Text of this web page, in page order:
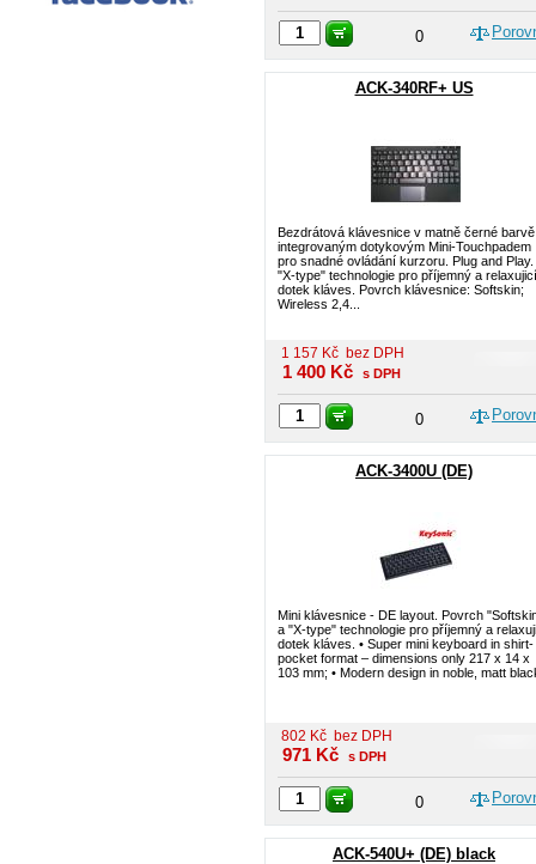
0
ACK-340RF+ US
Bezdrátová klávesnice v matně černé
integrovaným dotykovým Mini-Touchpadem
pro snadné ovládání kurzoru. Plug and Play.
"X-type" technologie pro příjemný a relaxujicí
dotek kláves. Povrch klávesnice: Softskin;
Wireless 2,4...
1 157 Kč bez DPH
1 400 Kč s DPH
0
ACK-3400U (DE)
Mini klávesnice - DE layout. Povrch
a "X-type" technologie pro příjemný a
dotek kláves. • Super mini keyboard in shirt-
pocket format – dimensions only 217 x 14 x
103 mm; • Modern design in noble, matt
802 Kč bez DPH
971 Kč s DPH
0
ACK-540U+ (DE) black